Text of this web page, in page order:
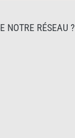
NOTRE RÉSEAU ?